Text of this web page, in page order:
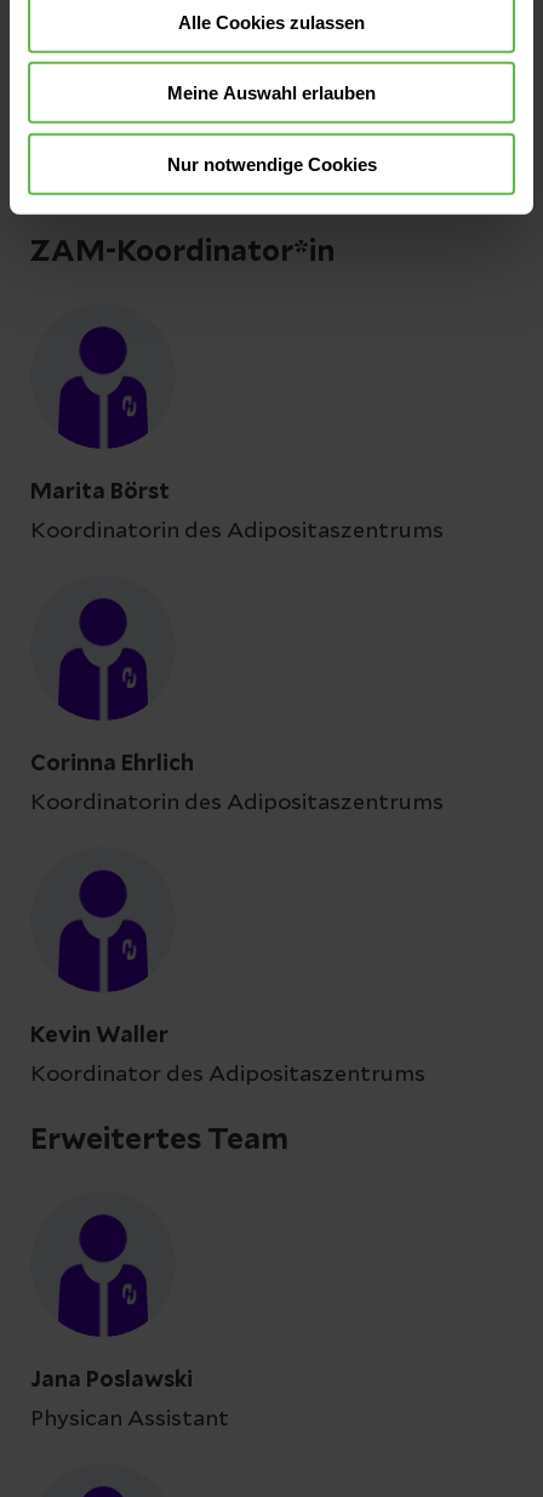
Alle Cookies zulassen
Meine Auswahl erlauben
Nur notwendige Cookies
Stationsleitung Station 2A
ZAM-Koordinator*in
Marita Börst
Koordinatorin des Adipositaszentrums
Corinna Ehrlich
Koordinatorin des Adipositaszentrums
Kevin Waller
Koordinator des Adipositaszentrums
Erweitertes Team
Jana Poslawski
Physican Assistant